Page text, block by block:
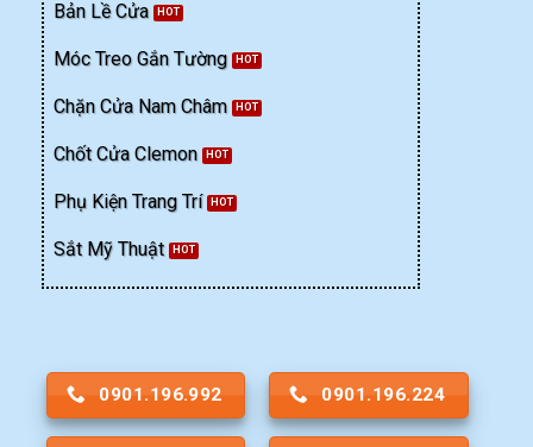
Bản Lề Cửa
Móc Treo Gắn Tường
Chặn Cửa Nam Châm
Chốt Cửa Clemon
Phụ Kiện Trang Trí
Sắt Mỹ Thuật
0901.196.992 0901.196.224